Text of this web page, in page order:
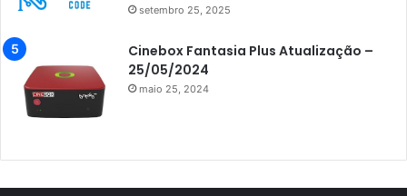
Azamerica King
Azamerica King GX PRO
Azamerica King IPTV
Azamerica Mobi
setembro 25, 2025
Cinebox Fantasia Plus Atualização –
25/05/2024
maio 25, 2024